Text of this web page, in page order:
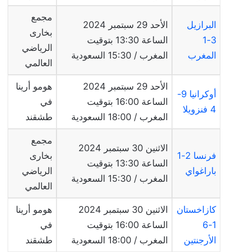
البرازيل
3-1
المغرب
الأحد سبتمبر
الساعة 13:30
بتوقيت
المغرب / 15:30 السعودية
مجمع
بخارى
الرياضي
العالمي
أوكرانيا 9-
4 فنزويلا
الأحد سبتمبر
الساعة 16:00
بتوقيت
المغرب / 18:00 السعودية
هومو أرينا
في
طشقند
فرنسا 2-1
باراغواي
الاثنين 30 سبتمبر
الساعة 13:30
بتوقيت
المغرب / 15:30 السعودية
مجمع
بخارى
الرياضي
العالمي
كازاخستان
1-6
الأرجنتين
الاثنين 30 سبتمبر 2024
الساعة 16:00 بتوقيت
المغرب / 18:00 السعودية
هومو أرينا
في
طشقند